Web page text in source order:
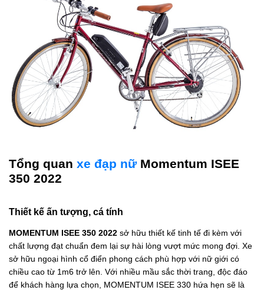
Tổng quan xe đạp nữMomentum ISEE
350 2022
Thiết kế ấn tượng, cá tính
MOMENTUM ISEE 350 2022 sở hữu thiết kế tinh tế đi kèm với
chất lượng đạt chuẩn đem lại sự hài lòng vượt mức mong đợi. Xe
sở hữu ngoại hình cổ điển phong cách phù hợp với nữ giới có
chiều cao từ 1m6 trở lên. Với nhiều mầu sắc thời trang, độc đáo
để khách hàng lựa chọn, MOMENTUM ISEE 330 hứa hẹn sẽ là